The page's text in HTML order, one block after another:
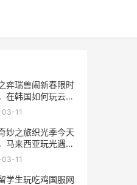
弈瑞兽闹新春限时
在韩国如何玩云顶
服 云顶之弈瑞兽闹
11
妙之旅织光季今天
马来西亚玩光遇国
太严重如何办 光遇
11
学生玩吃鸡国服网